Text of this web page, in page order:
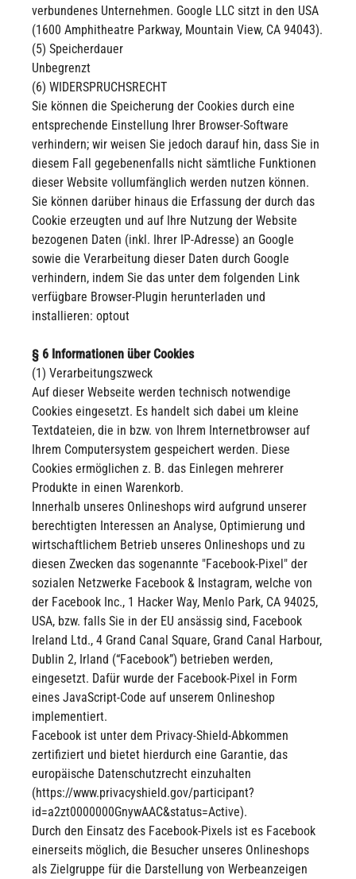
verbundenes Unternehmen. Google LLC sitzt in den USA
(1600 Amphitheatre Parkway, Mountain View, CA 94043).
(5) Speicherdauer
Unbegrenzt
(6) WIDERSPRUCHSRECHT
Sie können die Speicherung der Cookies durch eine
entsprechende Einstellung Ihrer Browser-Software
verhindern; wir weisen Sie jedoch darauf hin, dass Sie in
diesem Fall gegebenenfalls nicht sämtliche Funktionen
dieser Website vollumfänglich werden nutzen können.
Sie können darüber hinaus die Erfassung der durch das
Cookie erzeugten und auf Ihre Nutzung der Website
bezogenen Daten (inkl. Ihrer IP-Adresse) an Google
sowie die Verarbeitung dieser Daten durch Google
verhindern, indem Sie das unter dem folgenden Link
verfügbare Browser-Plugin herunterladen und
installieren: optout
§ 6 Informationen über Cookies
(1) Verarbeitungszweck
Auf dieser Webseite werden technisch notwendige
Cookies eingesetzt. Es handelt sich dabei um kleine
Textdateien, die in bzw. von Ihrem Internetbrowser auf
Ihrem Computersystem gespeichert werden. Diese
Cookies ermöglichen z. B. das Einlegen mehrerer
Produkte in einen Warenkorb.
Innerhalb unseres Onlineshops wird aufgrund unserer
berechtigten Interessen an Analyse, Optimierung und
wirtschaftlichem Betrieb unseres Onlineshops und zu
diesen Zwecken das sogenannte "Facebook-Pixel" der
sozialen Netzwerke Facebook & Instagram, welche von
der Facebook Inc., 1 Hacker Way, Menlo Park, CA 94025,
USA, bzw. falls Sie in der EU ansässig sind, Facebook
Ireland Ltd., 4 Grand Canal Square, Grand Canal Harbour,
Dublin 2, Irland (“Facebook”) betrieben werden,
eingesetzt. Dafür wurde der Facebook-Pixel in Form
eines JavaScript-Code auf unserem Onlineshop
implementiert.
Facebook ist unter dem Privacy-Shield-Abkommen
zertifiziert und bietet hierdurch eine Garantie, das
europäische Datenschutzrecht einzuhalten
(https://www.privacyshield.gov/participant?
id=a2zt0000000GnywAAC&status=Active).
Durch den Einsatz des Facebook-Pixels ist es Facebook
einerseits möglich, die Besucher unseres Onlineshops
als Zielgruppe für die Darstellung von Werbeanzeigen